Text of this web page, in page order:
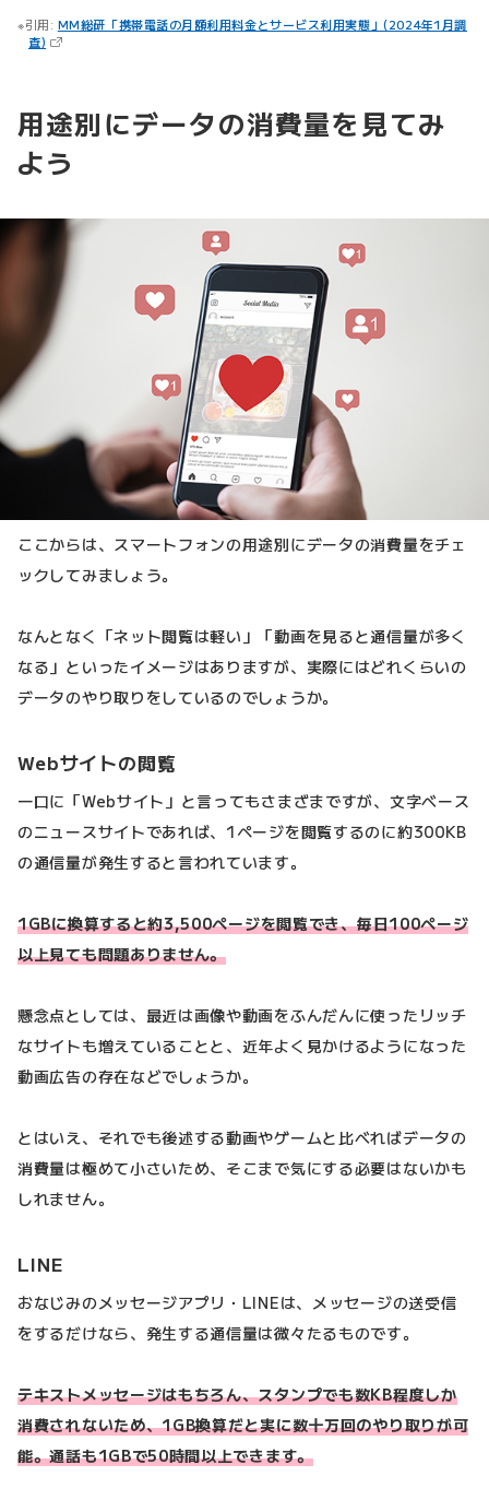
引用: MM総研「携帯電話の月額利用料金とサービス利用実態」(2024年1月調
査)
（新しいタブで開きます）
用途別にデータの消費量を見てみ
よう
ここからは、スマートフォンの用途別にデータの消費量をチェ
ックしてみましょう。
なんとなく「ネット閲覧は軽い」「動画を見ると通信量が多く
なる」といったイメージはありますが、実際にはどれくらいの
データのやり取りをしているのでしょうか。
Webサイトの閲覧
一口に「Webサイト」と言ってもさまざまですが、文字ベース
のニュースサイトであれば、1ページを閲覧するのに約300KB
の通信量が発生すると言われています。
1GBに換算すると約3,500ページを閲覧でき、毎日100ページ
以上見ても問題ありません。
懸念点としては、最近は画像や動画をふんだんに使ったリッチ
なサイトも増えていることと、近年よく見かけるようになった
動画広告の存在などでしょうか。
とはいえ、それでも後述する動画やゲームと比べればデータの
消費量は極めて小さいため、そこまで気にする必要はないかも
しれません。
LINE
おなじみのメッセージアプリ・LINEは、メッセージの送受信
をするだけなら、発生する通信量は微々たるものです。
テキストメッセージはもちろん、スタンプでも数KB程度しか
消費されないため、1GB換算だと実に数十万回のやり取りが可
能。通話も1GBで50時間以上できます。